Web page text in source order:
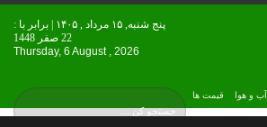
قیمت ها آب و هوا
پنج شنبه, ۱۵ مرداد , ۱۴۰۵ | برابر با :
22 صفر 1448
Thursday, 6 August , 2026